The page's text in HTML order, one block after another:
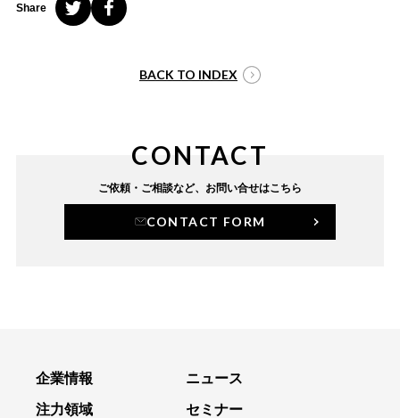
Share
BACK TO INDEX
CONTACT
ご依頼・ご相談など、 お問い合せはこちら
CONTACT FORM
企業情報
注力領域
ニュース
セミナー